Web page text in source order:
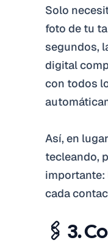
Solo
foto de tu
segundos,
digital
con todos
Así, en
tecleando,
importante:
cada
🖇️ 3.